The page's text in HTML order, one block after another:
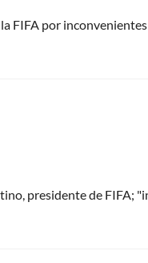
FIFA por
presidente de FIFA;